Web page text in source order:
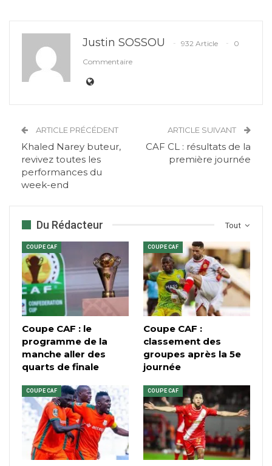
Justin SOSSOU 932 Article
0
Commentaire
ARTICLE PRÉCÉDENT
Khaled Narey buteur,
revivez toutes les
performances du
week-end
ARTICLE SUIVANT
CAF CL : résultats de la
première journée
Tout
Du Rédacteur
COUPE CAF
Coupe CAF : le
programme de la
manche aller des
quarts de finale
COUPE CAF
Coupe CAF :
classement des
groupes après la 5e
journée
COUPE CAF COUPE CAF